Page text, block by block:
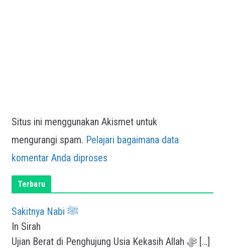
Situs ini menggunakan Akismet untuk
mengurangi spam. Pelajari bagaimana data
komentar Anda diproses
Terbaru
Sakitnya Nabi ﷺ
In Sirah
Ujian Berat di Penghujung Usia Kekasih Allah ﷻ […]